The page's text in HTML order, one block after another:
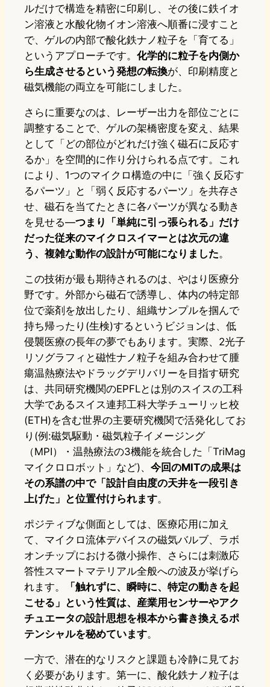
ルだけで構造を精密に印刷し、その後に鉄イオ
ン溶液と水酸化物イオン溶液へ順番に浸すこと
で、ゲルの内部で酸化鉄ナノ粒子を「育てる」
というアプローチです。 化学的に粒子を内側か
ら生成させるという発想の転換が、印刷精度と
磁気機能の両立を可能にしました。
さらに重要なのは、レーザー出力を部位ごとに
調整することで、ゲルの架橋密度を変え、結果
として「どの部位がどれだけ強く磁石に反応す
るか」を空間的に作り分けられる点です。これ
により、1つのマイクロ構造の中に「強く反応す
るパーツ」と「弱く反応するパーツ」を共存さ
せ、磁石を当てたときに各パーツが異なる動き
を見せる—つまり「単純に引っ張られる」だけ
だった従来のマイクロスイマーとは次元の違
う、複雑な動作の設計が可能になりました。
この技術が最も期待されるのは、やはり医療分
野です。外部から磁石で誘導し、体内の特定部
位で薬剤を放出したり、組織サンプルを掴んで
持ち帰ったり(生検)するというビジョンは、低
侵襲医療の長年の夢でもあります。実際、2光子
リソグラフィと磁性ナノ粒子を組み合わせて腫
瘍温熱療法やドラッグデリバリーを目指す研究
は、共同研究機関のEPFLとは別のスイスの工科
大学であるスイス連邦工科大学チューリッヒ校
(ETH)を含む世界の主要研究機関で活発化してお
り(例:磁気駆動・磁気粒子イメージング
（MPI）・温熱療法の3機能を統合した「TriMag
マイクロロボット」など)、 今回のMITの成果は
その系譜の中で「設計自由度の天井を一段引き
上げた」と位置付けられます。
ポジティブな側面としては、医療応用に加え
て、マイクロ流体デバイスの磁気バルブ、ラボ
オンチップにおける微小操作、さらには刺激応
答性スマートマテリアル全般への波及が挙げら
れます。
「触れずに、瞬時に、特定の動きを起
こせる」という性質は、産業用センサーやアク
チュエータの設計思想を根本から書き換えるポ
テンシャルを秘めています。
一方で、潜在的なリスクと課題も冷静に見てお
く必要があります。第一に、酸化鉄ナノ粒子は